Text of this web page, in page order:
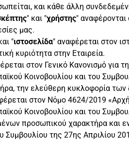
και κάθε άλλη
" και "χρήστης"
μας.
"ιστοσελίδα" αναφέρεται στον
κυριότητα στην Εταιρεία.
στον Γενικό Κανονισμό
Κοινοβουλίου και του
την ελεύθερη κυκλοφορία
στον Νόμο 4624/2019
Κοινοβουλίου και του
προσωπικού χαρακτήρα και
Συμβουλίου της 27ης Απριλίου